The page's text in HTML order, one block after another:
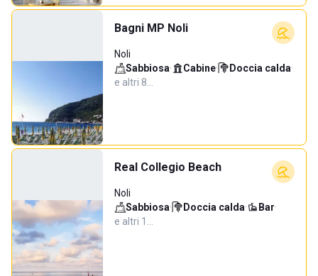
Bagni MP Noli
Noli
Sabbiosa· Cabine· Doccia calda·
e altri 8…
Real Collegio Beach
Noli
Sabbiosa· Doccia calda· Bar·
e altri 1…